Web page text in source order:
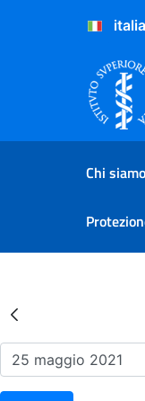
Salta al
Salta al Footer
Chi siamo
Risultati